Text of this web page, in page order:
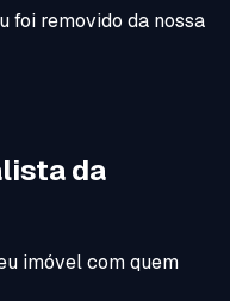
foi removido da nossa
da
imóvel com quem